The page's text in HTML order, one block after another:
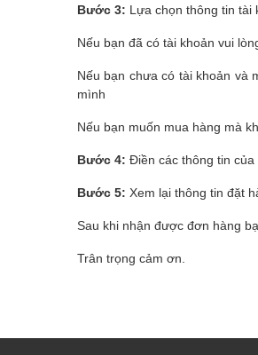
Bước 3: Lựa chọn thông tin tài
Nếu bạn đã có tài khoản vui
Nếu bạn chưa có tài khoản và
mình
Nếu bạn muốn mua hàng mà
Bước 4: Điền các thông tin
Bước 5: Xem lại thông tin đặt
Sau khi nhận được đơn hàng
Trân trọng cảm ơn.